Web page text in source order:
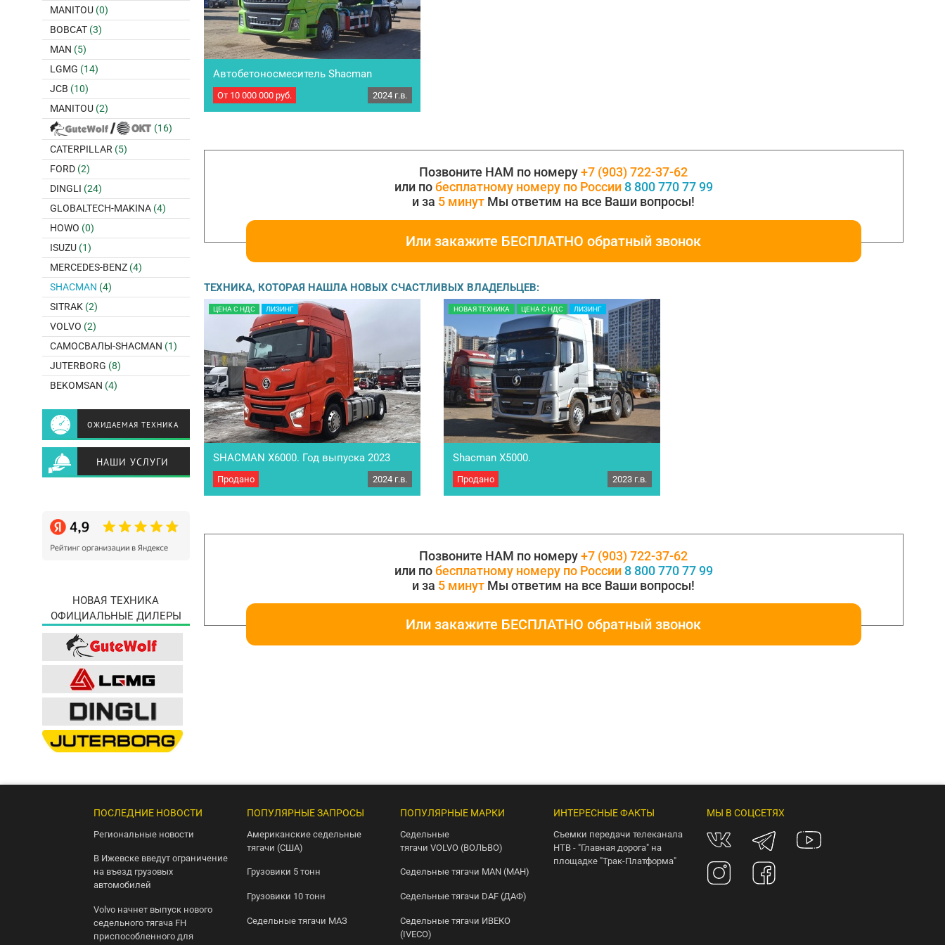
Автобетоносмеситель Shacman
Автобетоносмеситель Shacman
SX5258GJBDR384, 6×4, 2024г.
От 10 000 000 руб. 2024 г.в.
Позвоните НАМ по номеру+7 (903) 722-37-62
или побесплатному номеру по России 8 800 770 77 99
и за 5 минут Мы ответим на все Ваши вопросы!
Или закажите БЕСПЛАТНО обратный звонок
ТЕХНИКА, КОТОРАЯ НАШЛА НОВЫХ СЧАСТЛИВЫХ ВЛАДЕЛЬЦЕВ:
ЦЕНА С НДС ЛИЗИНГ
Новый Седельный Тягач SHACMAN X6000. Год
SHACMAN X6000. Год выпуска 2023
Продано 2024 г.в.
НОВАЯ ТЕХНИКА ЦЕНА С НДС ЛИЗИНГ
Седельный тягач Shacman Х 5000 Модель
Shacman Х5000.
Продано 2023 г.в.
Позвоните НАМ по номеру+7 (903) 722-37-62
или побесплатному номеру по России 8 800 770 77 99
и за 5 минут Мы ответим на все Ваши вопросы!
Или закажите БЕСПЛАТНО обратный звонок
MANITOU (0)
BOBCAT (3)
MAN (5)
LGMG (14)
JCB (10)
MANITOU (2)
(16)
CATERPILLAR (5)
FORD (2)
DINGLI (24)
GLOBALTECH-MAKINA (4)
HOWO (0)
ISUZU (1)
MERCEDES-BENZ (4)
SHACMAN (4)
SITRAK (2)
VOLVO (2)
САМОСВАЛЫ-SHACMAN (1)
JUTERBORG (8)
BEKOMSAN (4)
ОЖИДАЕМАЯ ТЕХНИКА
НАШИ УСЛУГИ
НОВАЯ ТЕХНИКА
ОФИЦИАЛЬНЫЕ ДИЛЕРЫ
ПОСЛЕДНИЕ НОВОСТИ
Региональные новости
В Ижевске введут ограничение
на въезд грузовых
автомобилей
Volvo начнет выпуск нового
седельного тягача FH
приспособленного для
ПОПУЛЯРНЫЕ ЗАПРОСЫ
Американские седельные
тягачи (США)
Грузовики 5 тонн
Грузовики 10 тонн
Седельные тягачи МАЗ
ПОПУЛЯРНЫЕ МАРКИ
Седельные
тягачи VOLVO (ВОЛЬВО)
Седельные тягачи MAN (МАН)
Седельные тягачи DAF (ДАФ)
Седельные тягачи ИВЕКО
(IVECO)
ИНТЕРЕСНЫЕ ФАКТЫ
Съемки передачи телеканала
НТВ - "Главная дорога" на
площадке "Трак-Платформа"
МЫ В СОЦСЕТЯХ